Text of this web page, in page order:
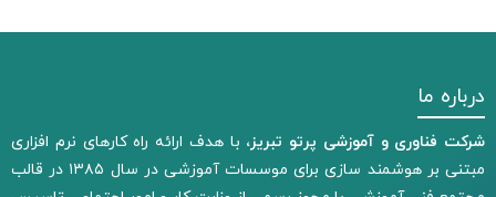
درباره ما
شرکت فناوری و آموزشی پرتو تبریز، با هدف ارائه راه کارهای نرم افزاری
مبتنی بر هوشمند سازی برای موسسات آموزشی در سال ۱۳۸۵ در قالب